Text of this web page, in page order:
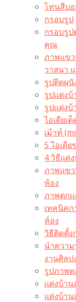
โทนสีบ
กรอบรูป
กรอบรูป
คุณ
ภาพแขว
วาสนา
รูปติดผนั
รูปแต่งบ้
รูปแต่ง
ไอเดียเ
เม้าท์
5 ไอเดี
4 วิธีแต่
ภาพแขว
ห้อง
ภาพตกแ
เทคนิค
ห้อง
วิธีติดตั้
นำควา
งานศิล
รูปภาพ
แต่งบ้าน
แต่งบ้า